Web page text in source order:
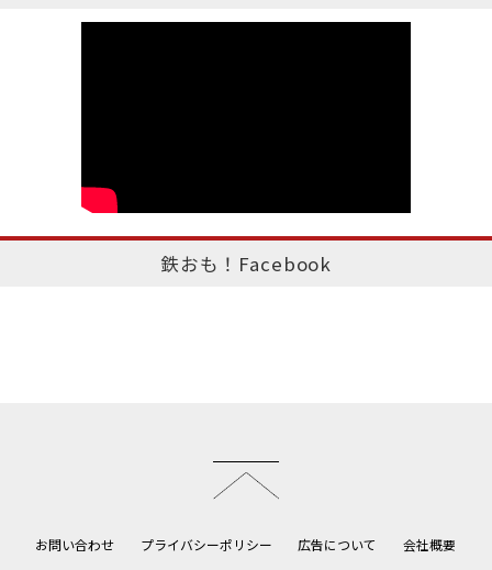
鉄おも！Facebook
お問い合わせ プライバシーポリシー 広告について 会社概要